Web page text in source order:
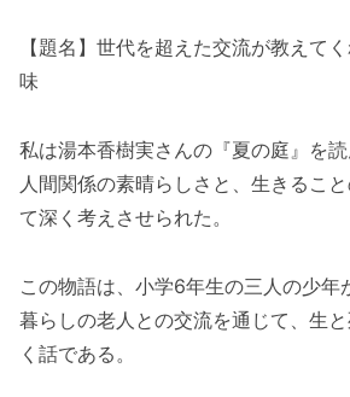
【題名】世代を超えた交流が教えて
味
私は湯本香樹実さんの『夏の庭』を
人間関係の素晴らしさと、生きるこ
て深く考えさせられた。
この物語は、小学6年生の三人の少年
暮らしの老人との交流を通じて、生
く話である。